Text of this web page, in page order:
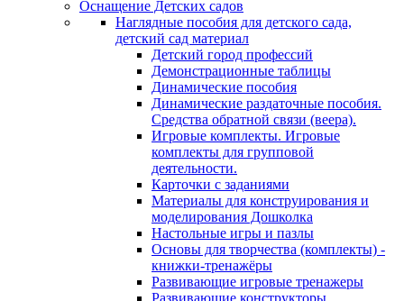
Оснащение Детских садов
Наглядные пособия для детского сада,
детский сад материал
Детский город профессий
Демонстрационные таблицы
Динамические пособия
Динамические раздаточные пособия.
Средства обратной связи (веера).
Игровые комплекты. Игровые
комплекты для групповой
деятельности.
Карточки с заданиями
Материалы для конструирования и
моделирования Дошколка
Настольные игры и пазлы
Основы для творчества (комплекты) -
книжки-тренажёры
Развивающие игровые тренажеры